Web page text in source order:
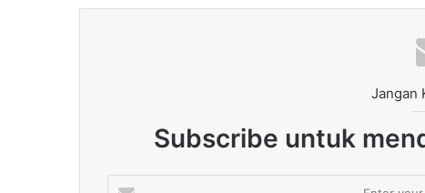
Jangan
Subscribe untuk